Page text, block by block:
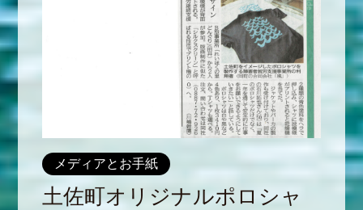
メディアとお手紙
土佐町オリジナルポロシャ